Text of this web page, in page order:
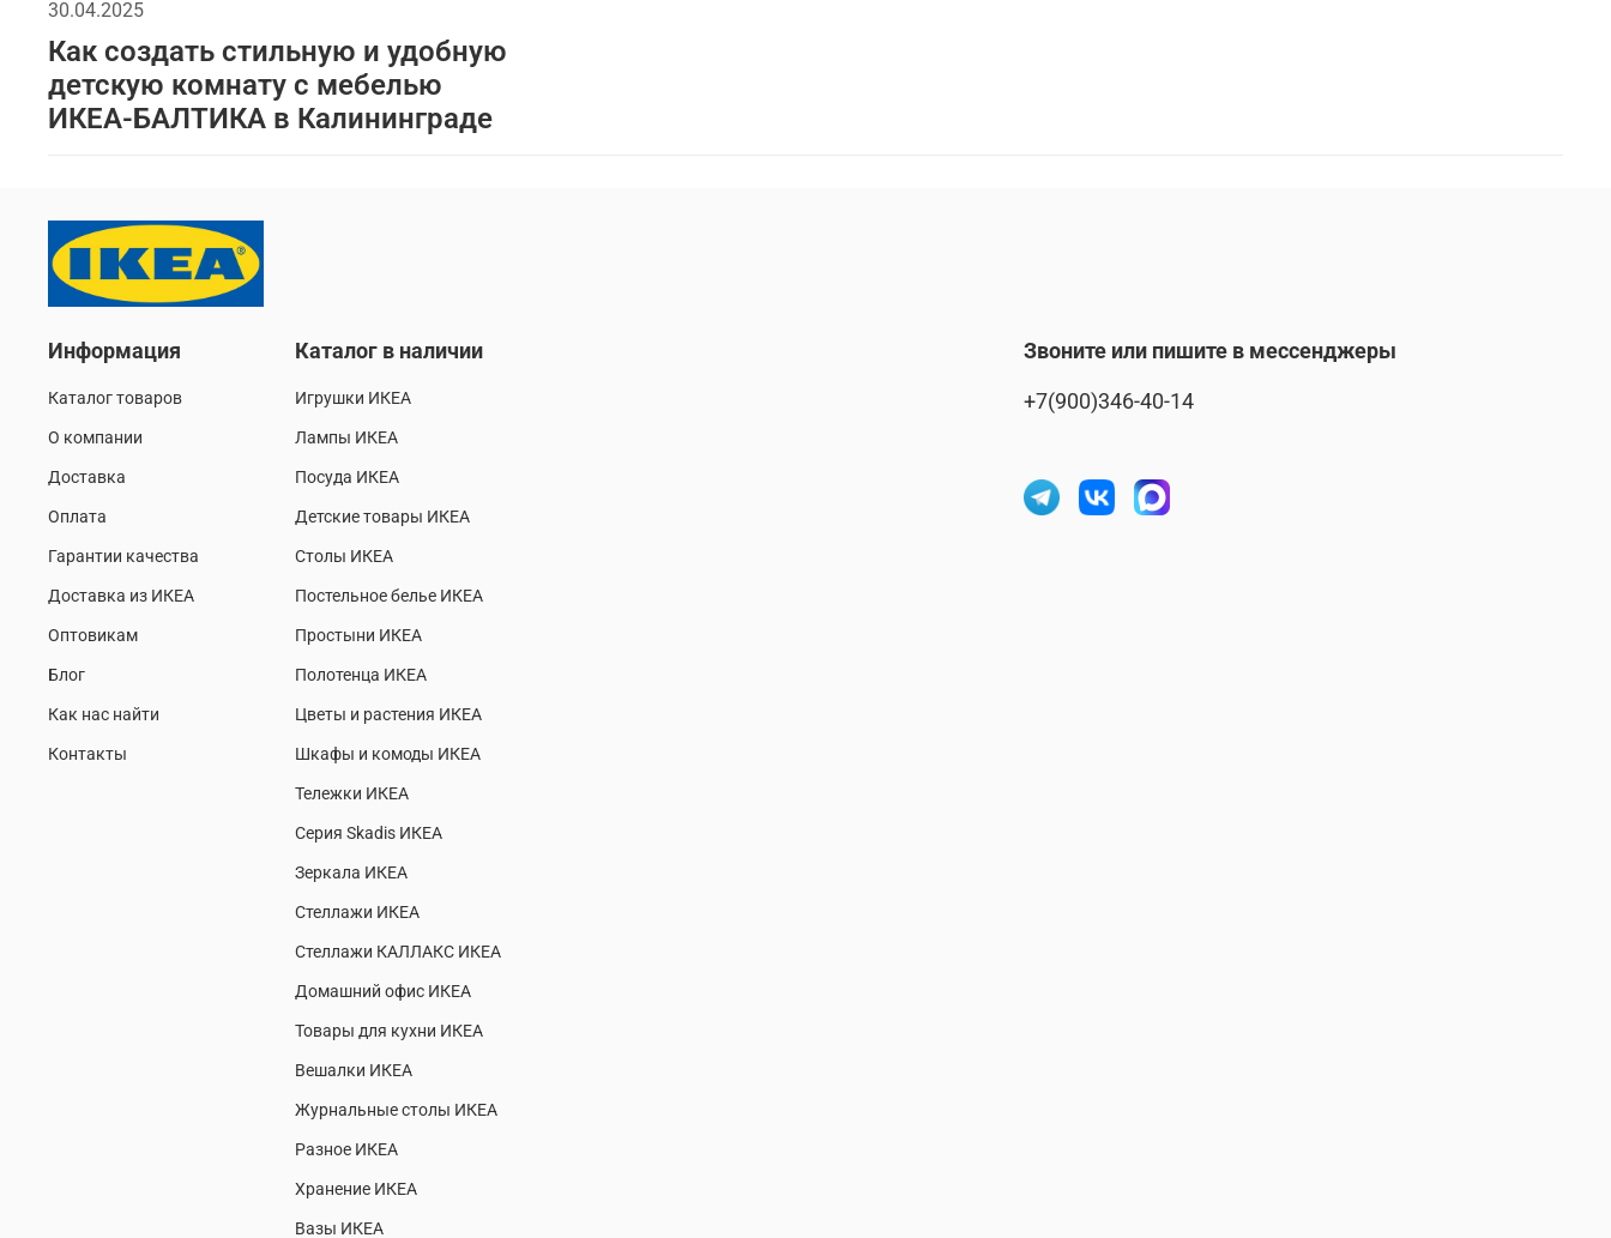
30.04.2025
Как создать стильную и удобную
детскую комнату с мебелью
ИКЕА-БАЛТИКА в Калининграде
Информация
Каталог товаров
О компании
Доставка
Оплата
Гарантии качества
Доставка из ИКЕА
Оптовикам
Блог
Как нас найти
Контакты
Каталог в наличии
Игрушки ИКЕА
Лампы ИКЕА
Посуда ИКЕА
Детские товары ИКЕА
Столы ИКЕА
Постельное белье ИКЕА
Простыни ИКЕА
Полотенца ИКЕА
Цветы и растения ИКЕА
Шкафы и комоды ИКЕА
Тележки ИКЕА
Серия Skadis ИКЕА
Зеркала ИКЕА
Стеллажи ИКЕА
Стеллажи КАЛЛАКС ИКЕА
Домашний офис ИКЕА
Товары для кухни ИКЕА
Вешалки ИКЕА
Журнальные столы ИКЕА
Разное ИКЕА
Хранение ИКЕА
Вазы ИКЕА
Звоните или пишите в мессенджеры
+7(900)346-40-14